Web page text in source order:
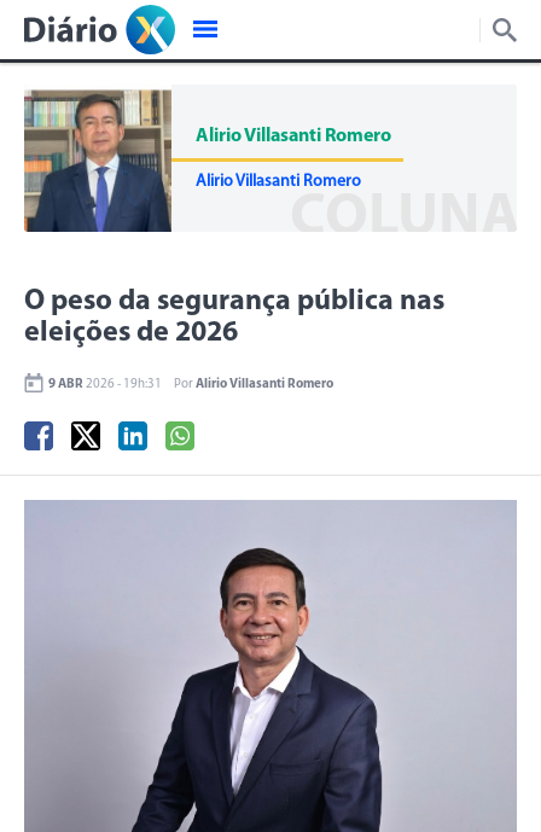
COLUNA
Alirio Villasanti Romero
Alirio Villasanti Romero
O peso da segurança pública nas
eleições de 2026
9 ABR 2026 - 19h:31 PorAlirio Villasanti Romero